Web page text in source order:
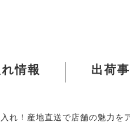
情報 出荷
れ！産地直送で店舗の魅力を